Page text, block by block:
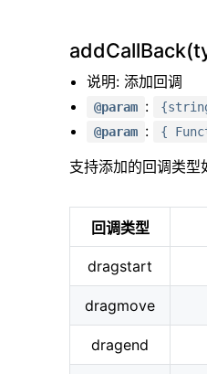
说明: 添加回调
@param :
@param : {
支持添加的回调类型
回调类型
dragstart
dragmove
dragend